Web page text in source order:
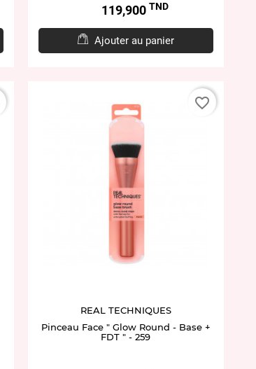
Prix119,900 TND
Ajouter au panier
REAL TECHNIQUES
Pinceau Face " Glow Round - Base +
FDT " - 259
favorite_border